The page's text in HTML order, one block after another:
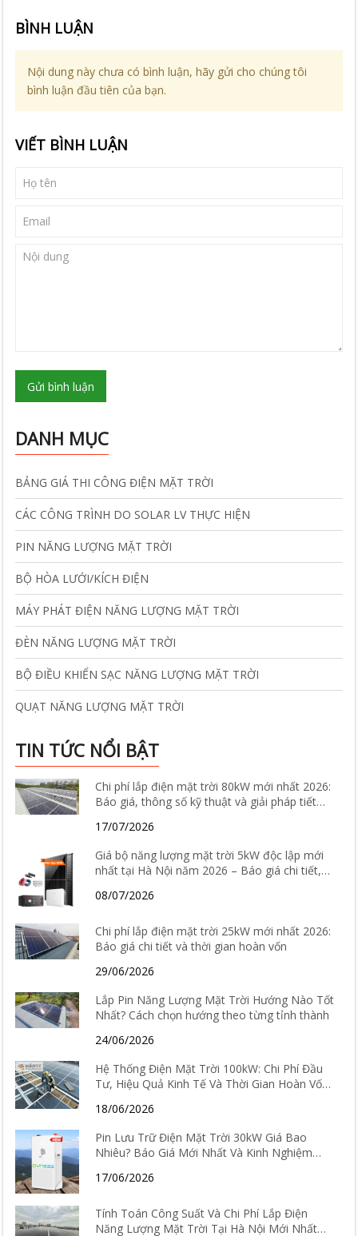
BÌNH LUẬN
Nội dung này chưa có bình luận, hãy gửi cho chúng tôi
bình luận đầu tiên của bạn.
VIẾT BÌNH LUẬN
Gửi bình luận
DANH MỤC
BẢNG GIÁ THI CÔNG ĐIỆN MẶT TRỜI
CÁC CÔNG TRÌNH DO SOLAR LV THỰC HIỆN
PIN NĂNG LƯỢNG MẶT TRỜI
BỘ HÒA LƯỚI/KÍCH ĐIỆN
MÁY PHÁT ĐIỆN NĂNG LƯỢNG MẶT TRỜI
ĐÈN NĂNG LƯỢNG MẶT TRỜI
BỘ ĐIỀU KHIỂN SẠC NĂNG LƯỢNG MẶT TRỜI
QUẠT NĂNG LƯỢNG MẶT TRỜI
TIN TỨC NỔI BẬT
Chi phí lắp điện mặt trời 80kW mới nhất 2026:
Báo giá, thông số kỹ thuật và giải pháp tiết
17/07/2026
Giá bộ năng lượng mặt trời 5kW độc lập mới
nhất tại Hà Nội năm 2026 – Báo giá chi tiết,
08/07/2026
Chi phí lắp điện mặt trời 25kW mới nhất 2026:
Báo giá chi tiết và thời gian hoàn vốn
29/06/2026
Lắp Pin Năng Lượng Mặt Trời Hướng Nào Tốt
Nhất? Cách chọn hướng theo từng tỉnh thành
24/06/2026
Hệ Thống Điện Mặt Trời 100kW: Chi Phí Đầu
Tư, Hiệu Quả Kinh Tế Và Thời Gian Hoàn Vốn
18/06/2026
Pin Lưu Trữ Điện Mặt Trời 30kW Giá Bao
Nhiêu? Báo Giá Mới Nhất Và Kinh Nghiệm
17/06/2026
Tính Toán Công Suất Và Chi Phí Lắp Điện
Năng Lượng Mặt Trời Tại Hà Nội Mới Nhất